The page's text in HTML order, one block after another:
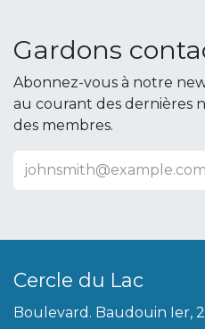
Gardons
Abonnez-vous à notre
au courant des dernières
des membres.
Cercle du Lac
Boulevard. Baudouin Ier,